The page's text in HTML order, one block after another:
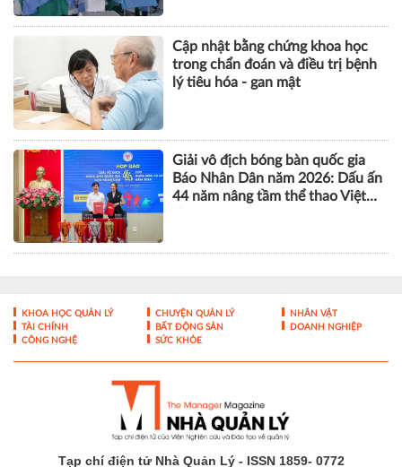
Cập nhật bằng chứng khoa học
trong chẩn đoán và điều trị bệnh
lý tiêu hóa - gan mật
Giải vô địch bóng bàn quốc gia
Báo Nhân Dân năm 2026: Dấu ấn
44 năm nâng tầm thể thao Việt
KHOA HỌC QUẢN LÝ CHUYỆN QUẢN LÝ
NHÂN VẬT
TÀI CHÍNH
BẤT ĐỘNG SẢN
DOANH NGHIỆP
CÔNG NGHỆ
SỨC KHỎE
Tạp chí điện tử Nhà Quản Lý - ISSN 1859- 0772